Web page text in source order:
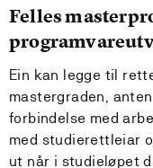
Felles
Ein kan legge til
mastergraden,
forbindelse med
med studierettleiar
ut når i studieløpet